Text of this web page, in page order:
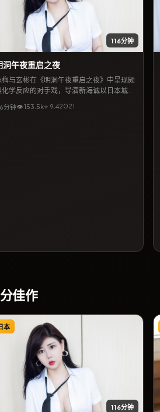
116分钟
洞午夜重启之夜
梅与玄彬在《明洞午夜重启之夜》中呈现颇
化学反应的对手戏，导演新海诚以日本城市
。类型标签以战争为主，2021年8月5日释
分钟👁153.5k⭐ 9.42021
佳作
116分钟
本